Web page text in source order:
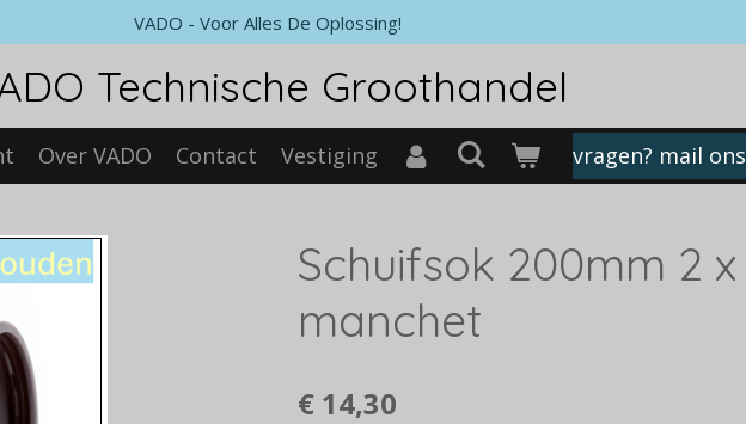
VADO - Voor Alles De Oplossing!
Technische Groothandel
Over VADO Contact Vestiging vragen? mail ons
Schuifsok 200mm 2 x
manchet
€ 14,30